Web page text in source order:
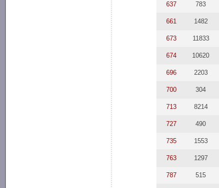
637 783
661 1482
673 11833
674 10620
696 2203
700 304
713 8214
727 490
735 1553
763 1297
787 515